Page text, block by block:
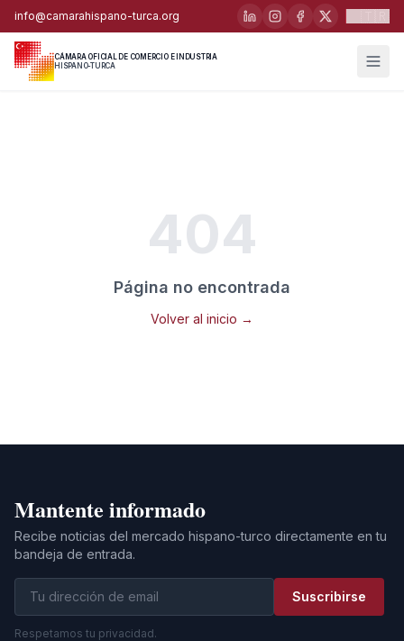
info@camarahispano-turca.org
CÁMARA OFICIAL DE COMERCIO E INDUSTRIA
HISPANO-TURCA
404
Página no encontrada
Volver al inicio →
Mantente informado
Recibe noticias del mercado hispano-turco directamente en tu
bandeja de entrada.
Suscribirse
Respetamos tu privacidad.